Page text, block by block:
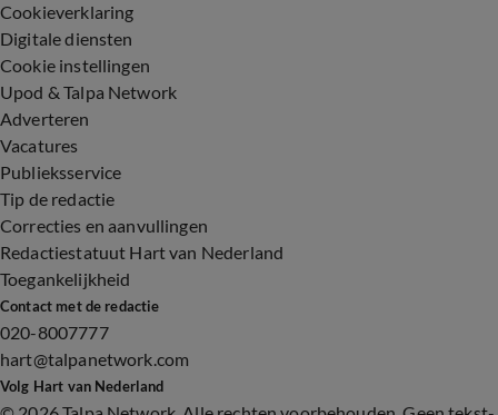
Cookieverklaring
Digitale diensten
Cookie instellingen
Upod & Talpa Network
Adverteren
Vacatures
Publieksservice
Tip de redactie
Correcties en aanvullingen
Redactiestatuut Hart van Nederland
Toegankelijkheid
Contact met de redactie
020-8007777
hart@talpanetwork.com
Volg Hart van Nederland